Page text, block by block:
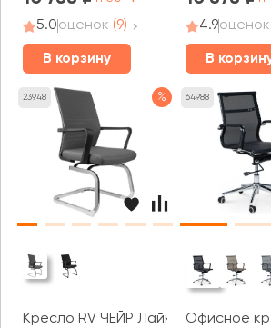
5.0оценок (9)
В корзину
4.9оценок
В
23948 %
Кресло RV ЧЕЙР Лайк / Like (G818)
64988
Офисное